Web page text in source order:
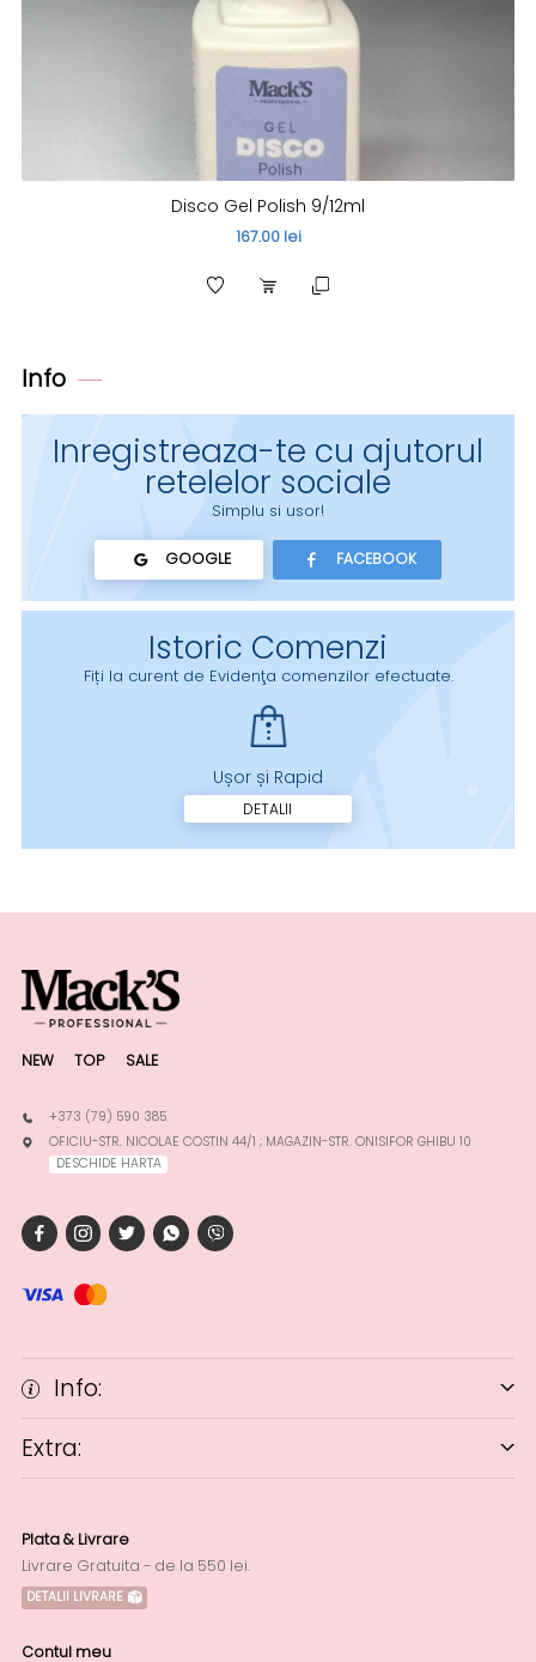
Disco Gel Polish 9/12ml
167.00 lei
Info
Inregistreaza-te cu ajutorul
retelelor sociale
Simplu si usor!
GOOGLE FACEBOOK
Istoric Comenzi
Fiți la curent de Evidenţa comenzilor efectuate.
Ușor și Rapid
DETALII
NEW TOP SALE
+373 (79) 590 385
OFICIU-STR. NICOLAE COSTIN 44/1 ; MAGAZIN-STR. ONISIFOR GHIBU 10
DESCHIDE HARTA
Info:
Extra:
Plata & Livrare
Livrare Gratuita - de la 550 lei.
DETALII LIVRARE
Contul meu